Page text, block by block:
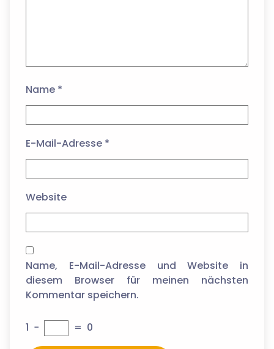
Name *
E-Mail-Adresse *
Website
Name, E-Mail-Adresse und Website in
diesem Browser für meinen nächsten
Kommentar speichern.
1 − = 0